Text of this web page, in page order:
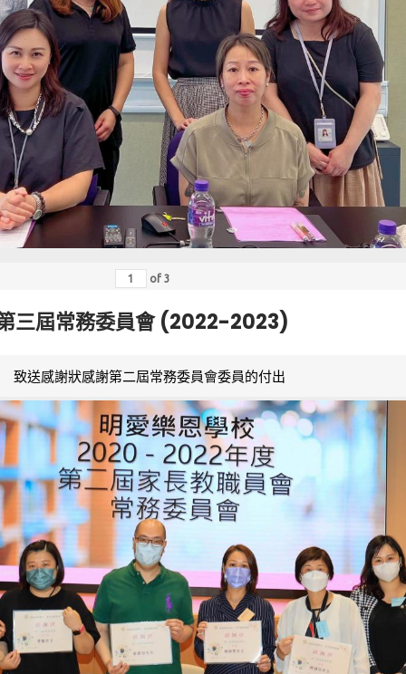
of 3
三屆常務委員會 (2022-2023)
致送感謝狀感謝第二屆常務委員會委員的付出